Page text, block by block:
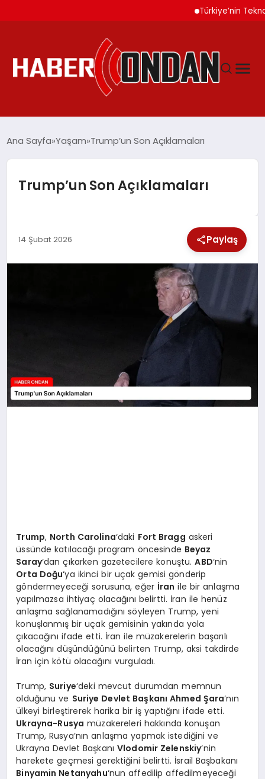
Türkiye’nin Teknoloji
EKONOMI
Ana Sayfa Yaşam Trump’un Son Açıklamaları
Trump’un Son Açıklamaları
14 Şubat 2026 Paylaş
Trump, North Carolina‘daki Fort Bragg askeri
üssünde katılacağı program öncesinde Beyaz
Saray‘dan çıkarken gazetecilere konuştu.ABD‘nin
Orta Doğu‘ya ikinci bir uçak gemisi gönderip
göndermeyeceği sorusuna, eğer İran ile bir anlaşma
yapılmazsa ihtiyaç olacağını belirtti. İran ile henüz
anlaşma sağlanamadığını söyleyen Trump, yeni
konuşlanmış bir uçak gemisinin yakında yola
çıkacağını ifade etti. İran ile müzakerelerin başarılı
olacağını düşündüğünü belirten Trump, aksi takdirde
İran için kötü olacağını vurguladı.
Trump, Suriye‘deki mevcut durumdan memnun
olduğunu ve Suriye Devlet Başkanı Ahmed Şara‘nın
ülkeyi birleştirerek harika bir iş yaptığını ifade etti.
Ukrayna-Rusya müzakereleri hakkında konuşan
Trump, Rusya’nın anlaşma yapmak istediğini ve
Ukrayna Devlet Başkanı Vlodomir Zelenskiy‘nin
harekete geçmesi gerektiğini belirtti. İsrail Başbakanı
Binyamin Netanyahu‘nun affedilip affedilmeyeceği